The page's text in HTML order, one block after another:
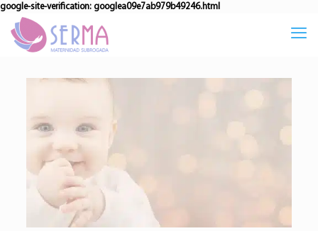
google-site-verification: googlea09e7ab979b49246.html